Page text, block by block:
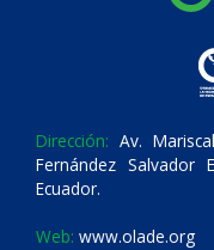
Dirección: Av.
Fernández
Ecuador.
Web: www.olade.org